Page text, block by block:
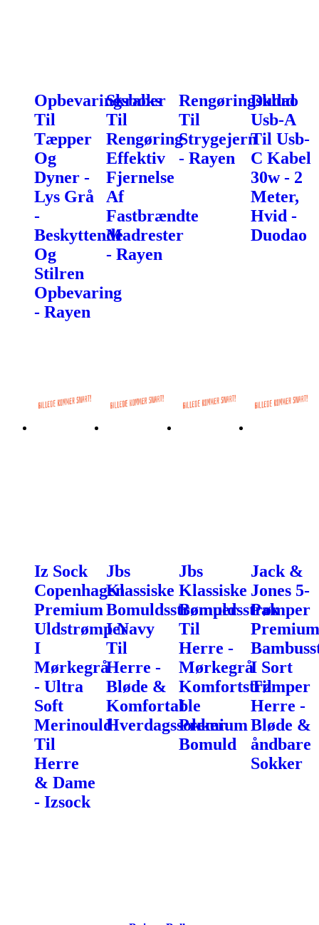
Opbevaringsboks
Til
Tæpper
Og
Dyner -
Lys Grå
-
Beskyttende
Og
Stilren
Opbevaring
- Rayen
Skraber
Til
Rengøring
Effektiv
Fjernelse
Af
Fastbrændte
Madrester
- Rayen
Rengøringsklud
Til
Strygejern
- Rayen
Dudao
Usb-A
Til Usb-
C Kabel
30w - 2
Meter,
Hvid -
Duodao
Iz Sock
Copenhagen
Premium
Uldstrømper
I
Mørkegrå
- Ultra
Soft
Merinould
Til
Herre
& Dame
- Izsock
Jbs
Klassiske
Bomuldsstrømper
I Navy
Til
Herre -
Bløde &
Komfortable
Hverdagssokker
Jbs
Klassiske
Bomuldsstrømper
Til
Herre -
Mørkegrå
Komfortstrømper
I
Premium
Bomuld
Jack &
Jones 5-
Pak
Premium
I Sort
Til
Herre -
Bløde &
åndbare
Sokker